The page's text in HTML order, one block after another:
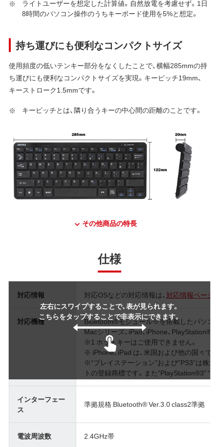
ライトユーザーを想定した計算値。自然放電を考慮せず。1日
8時間のパソコン操作のうちキーボード使用を5%と想定。
持ち運びにも便利なコンパクトサイズ
使用頻度の低いテンキー部分をなくしたことで、横幅285mmの持
ち運びにも便利なコンパクトサイズを実現。キーピッチ19mm、
キーストローク1.5mmです。
キーピッチとは、隣り合うキーの中心間の距離のことです。
その他商品の特長
仕様
左右にスワイプすることで、表が見られます。
こちらをタップすることで非表示にできます。
対応情報 対応OSなどの対応情報は、 対応情報ページ
対応機種
Bluetooth®モジュール※を搭載したパソコン
Macシリーズ、iPad、iPhone、
※1 ホットキーはご使用できません。
※ iPhone、iPad は、米国および他の国々で
※“プレイステーション”および“PS3”は株
トの登録商標です。また“PlayStation®3”
インターフェー
ス
準拠規格 Bluetooth® Ver.3.0 class2準拠
電波周波数 2.4GHz帯